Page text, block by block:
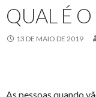
QUAL É
13 DE MAIO DE 2019
As pessoas quando